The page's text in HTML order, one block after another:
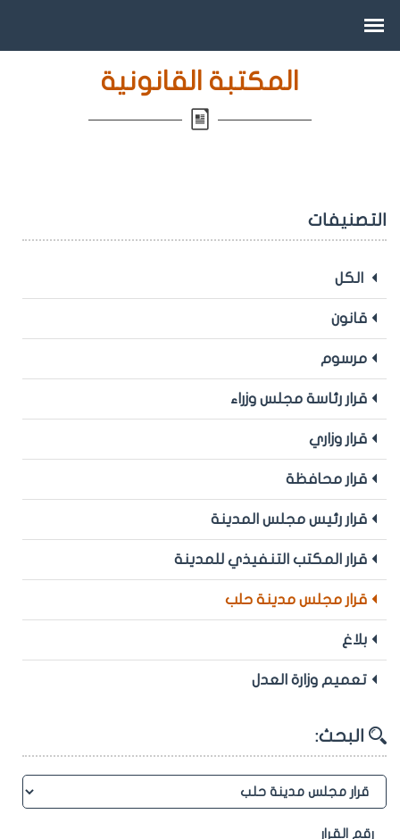
المكتبة القانونية
التصنيفات
الكل
قانون
مرسوم
قرار رئاسة مجلس وزراء
قرار وزاري
قرار محافظة
قرار رئيس مجلس المدينة
قرار المكتب التنفيذي للمدينة
قرار مجلس مدينة حلب
بلاغ
تعميم وزارة العدل
البحث: